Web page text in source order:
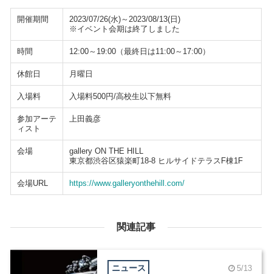
開催期間
2023/07/26(水)～2023/08/13(日)
※イベント会期は終了しました
時間 12:00～19:00（最終日は11:00～17:00）
休館日 月曜日
入場料 入場料500円/高校生以下無料
参加アーテ
ィスト
上田義彦
会場
gallery ON THE HILL
東京都渋谷区猿楽町18-8 ヒルサイドテラスF棟1F
会場URL https://www.galleryonthehill.com/
関連記事
ニュース 5/13